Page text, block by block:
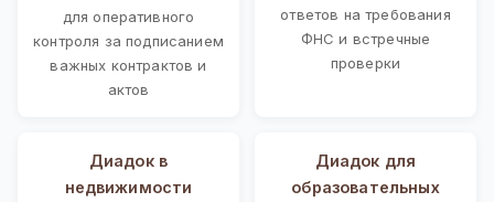
для оперативного
контроля за подписанием
важных контрактов и
актов
ответов на требования
ФНС и встречные
проверки
Диадок в
недвижимости
Диадок для
образовательных